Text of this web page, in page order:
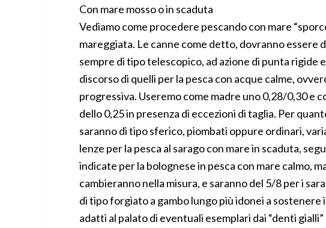
Con mare mosso o in scaduta
Vediamo come procedere pescando con mare
mareggiata. Le canne come detto, dovranno essere
sempre di tipo telescopico, ad azione di punta rigide
discorso di quelli per la pesca con acque calme,
progressiva. Useremo come madre uno 0,28/0,30 e
dello 0,25 in presenza di eccezioni di taglia. Per
saranno di tipo sferico, piombati oppure ordinari,
lenze per la pesca al sarago con mare in scaduta,
indicate per la bolognese in pesca con mare calmo,
cambieranno nella misura, e saranno del 5/8 per i
di tipo forgiato a gambo lungo più idonei a
adatti al palato di eventuali esemplari dai “denti